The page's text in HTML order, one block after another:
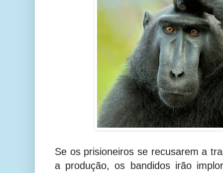
Se os prisioneiros se recusarem a
a produção, os bandidos irão